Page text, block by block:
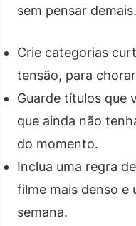
sem pensar demais.
Crie categorias
tensão, para
Guarde títulos que
que ainda não
do momento.
Inclua uma regra
filme mais denso e
semana.